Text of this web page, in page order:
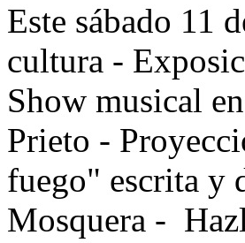
Este sábado 11
cultura -
Show musical
Prieto -
fuego" escrita y
Mosquera -